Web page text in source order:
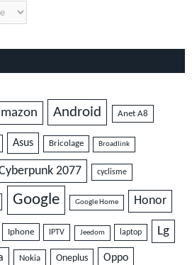
Android Anet A8
Asus Bricolage Broadlink
2077 cyclisme
Google Google Home Honor
Iphone IPTV Jeedom laptop Lg
Nokia Oneplus Oppo